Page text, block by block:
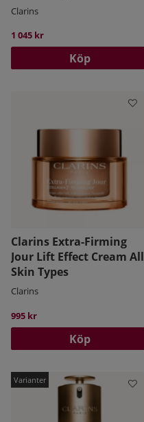
Clarins
1 045 kr
Köp
Clarins Extra-Firming
Jour Lift Effect Cream All
Skin Types
Clarins
995 kr
Köp